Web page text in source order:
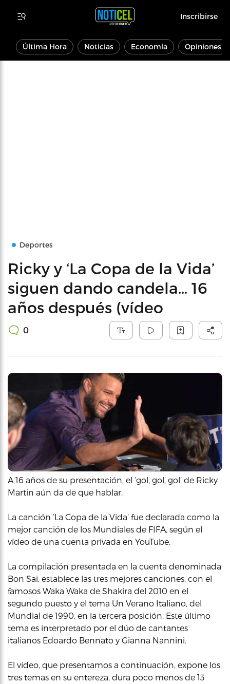
Inscribirse
Última Hora Noticias Economía Opiniones
Deportes
Ricky y ‘La Copa de la Vida’
siguen dando candela… 16
años después (vídeo
0
A 16 años de su presentación, el ‘gol, gol, gol’ de Ricky
Martin aún da de que hablar.
La canción ‘La Copa de la Vida’ fue declarada como la
mejor canción de los Mundiales de FIFA, según el
vídeo de una cuenta privada en YouTube.
La compilación presentada en la cuenta denominada
Bon Sai, establece las tres mejores canciones, con el
famosos Waka Waka de Shakira del 2010 en el
segundo puesto y el tema Un Verano Italiano, del
Mundial de 1990, en la tercera posición. Este último
tema es interpretado por el dúo de cantantes
italianos Edoardo Bennato y Gianna Nannini.
El vídeo, que presentamos a continuación, expone los
tres temas en su entereza, dura poco menos de 13